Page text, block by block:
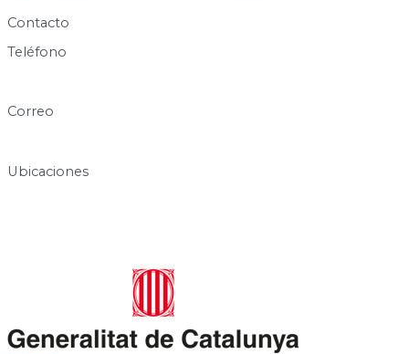
Contacto
Teléfono
Correo
Ubicaciones